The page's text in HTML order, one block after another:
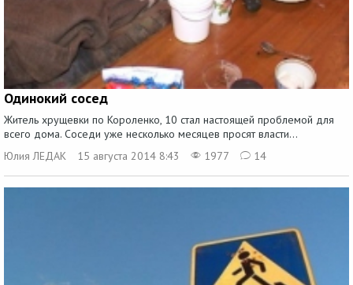
Одинокий сосед
Житель хрущевки по Короленко, 10 стал настоящей проблемой для
всего дома. Соседи уже несколько месяцев просят власти...
Юлия ЛЕДАК
15 августа 2014 8:43 1977 14